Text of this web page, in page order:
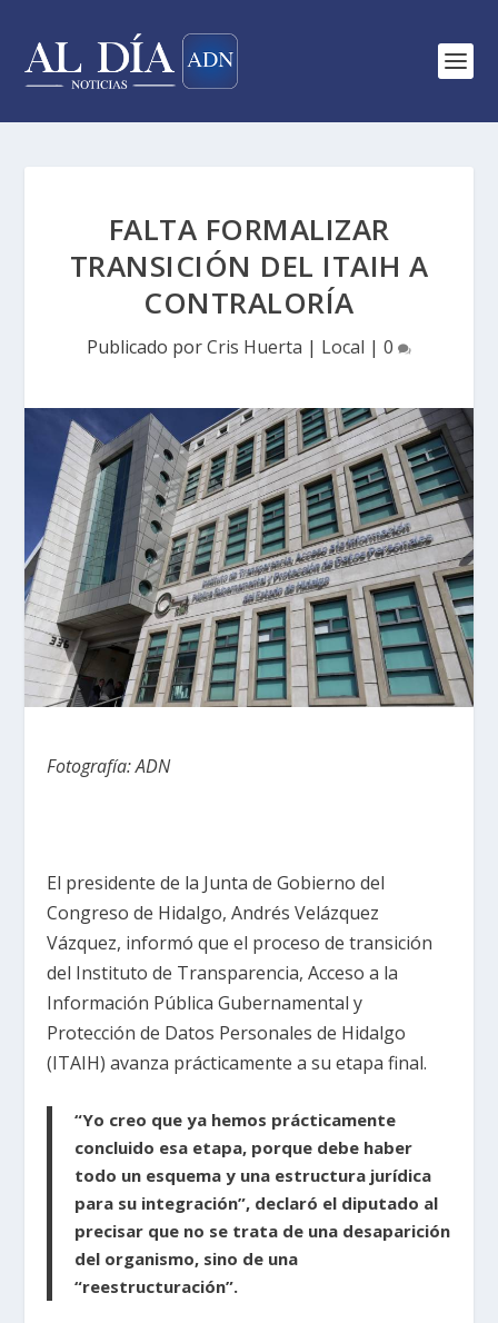
FALTA FORMALIZAR
TRANSICIÓN DEL ITAIH A
CONTRALORÍA
Publicado porCris Huerta | Local | 0
Fotografía: ADN
El presidente de la Junta de Gobierno del
Congreso de Hidalgo, Andrés Velázquez
Vázquez, informó que el proceso de transición
del Instituto de Transparencia, Acceso a la
Información Pública Gubernamental y
Protección de Datos Personales de Hidalgo
(ITAIH) avanza prácticamente a su etapa final.
“Yo creo que ya hemos prácticamente
concluido esa etapa, porque debe haber
todo un esquema y una estructura jurídica
para su integración”, declaró el diputado al
precisar que no se trata de una desaparición
del organismo, sino de una
“reestructuración”.